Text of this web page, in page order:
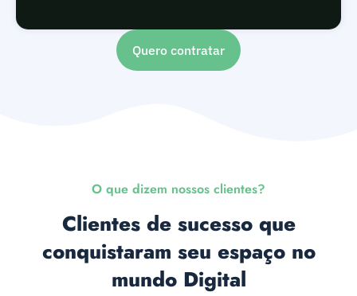
Quero contratar
O que dizem nossos clientes?
Clientes de sucesso que
conquistaram seu espaço no
mundo Digital